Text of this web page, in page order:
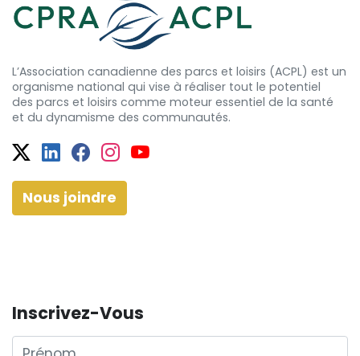
L’Association canadienne des parcs et loisirs (ACPL) est un
organisme national qui vise à réaliser tout le potentiel
des parcs et loisirs comme moteur essentiel de la santé
et du dynamisme des communautés.
Twitter
Facebook
Facebook
Instagram
YouTube
Nous joindre
Inscrivez-Vous
Prénom